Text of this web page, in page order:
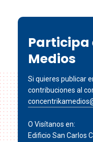
Participa
Medios
Si quieres publicar
contribuciones al
O Visítanos en:
Edificio San Carlos